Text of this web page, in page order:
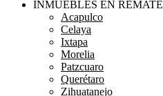
INMUEBLES EN REMATE
Acapulco
Celaya
Ixtapa
Morelia
Patzcuaro
Querétaro
Zihuatanejo